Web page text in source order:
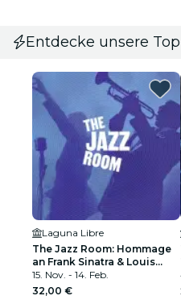
Entdecke unsere
Laguna Libre
The Jazz Room: Hommage
an Frank Sinatra & Louis
Armstrong
15. Nov. - 14. Feb.
32,00 €